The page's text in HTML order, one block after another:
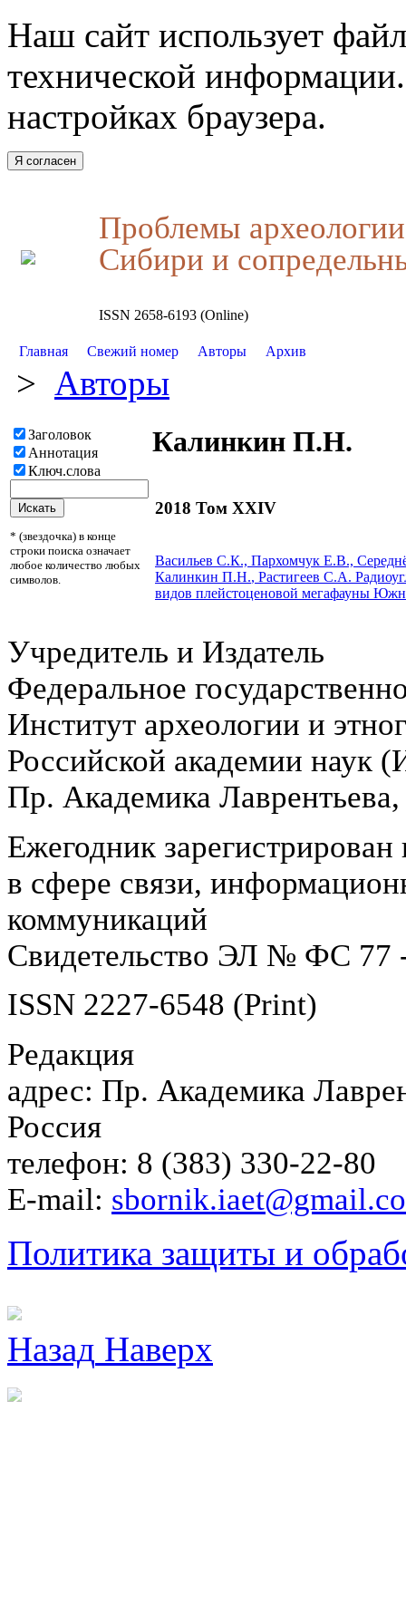
Наш сайт использует
технической
настройках браузера.
Я согласен
Проблемы
Сибири и
ISSN 2658-6193 (Online)
Главная Свежий номер Авторы Архив
> Авторы
Заголовок
Аннотация
Ключ.слова
* (звездочка) в конце
строки поиска означает
любое количество любых
символов.
Калинкин П.Н.
2018 Том XXIV
Васильев С.К., Пархомчук Е.В.,
Калинкин П.Н., Растигеев С.А.
видов плейстоценовой мегафауны
Учредитель и Издатель
Федеральное
Институт археологии и
Российской академии
Пр. Академика
Ежегодник
в сфере связи,
коммуникаций
Свидетельство ЭЛ № ФС 77
ISSN 2227-6548 (Print)
Редакция
адрес: Пр. Академика
Россия
телефон: 8 (383) 330-22-80
E-mail:
Политика защиты и
Назад Наверх